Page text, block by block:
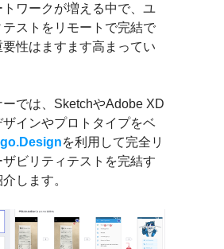
ワークが増える中で、ユ
ストをリモートで完結で
要性はますます高まってい
ーでは、SketchやAdobe XD
インやプロトタイプをベ
を利用して完全リ
ビリティテストを完結す
します。